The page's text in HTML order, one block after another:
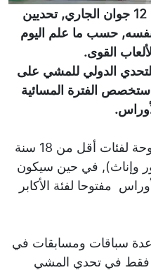
تحتضن مدينة باتنة, يوم الجمعة 12 جوان الجاري, تحديين
نفسه, حسب ما علم اليوم
لألعاب القوى.
الدولي للمشي على
ستخصص الفترة المسائية
وستكون منافسات المشي مفتوحة لفئات أقل من 18 سنة
(ذكور وإناث), في حين سيكون
مفتوحا لفئة الأكابر
عدة سباقات ومسابقات في
فقط في تحدي المشي